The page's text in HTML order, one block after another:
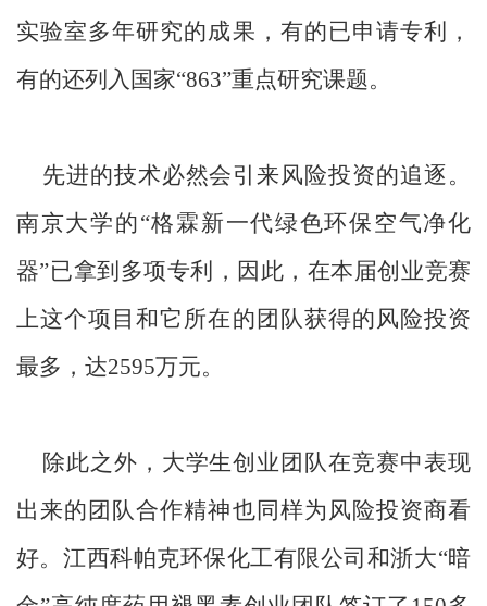
实验室多年研究的成果，有的已申请专利，
有的还列入国家“863”重点研究课题。
先进的技术必然会引来风险投资的追逐。
南京大学的“格霖新一代绿色环保空气净化
器”已拿到多项专利，因此，在本届创业竞赛
上这个项目和它所在的团队获得的风险投资
最多，达2595万元。
除此之外，大学生创业团队在竞赛中表现
出来的团队合作精神也同样为风险投资商看
好。江西科帕克环保化工有限公司和浙大“暗